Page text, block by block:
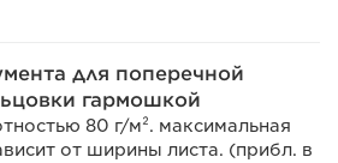
для поперечной
гармошкой
80 г/м². максимальная
от ширины листа. (прибл. в